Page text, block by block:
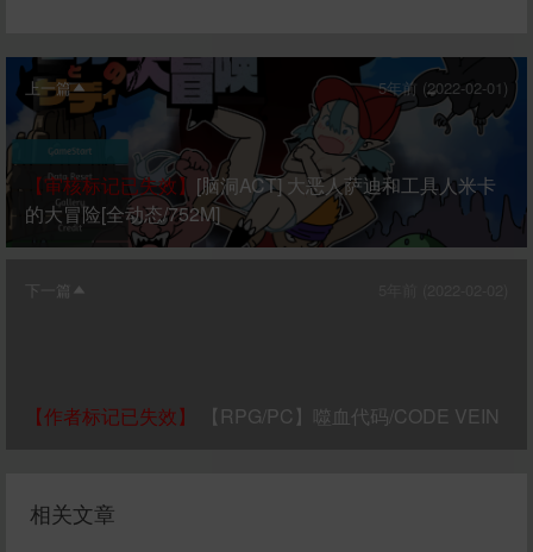
上一篇 5年前 (2022-02-01)
【审核标记已失效】 [脑洞ACT] 大恶人萨迪和工具人米卡
的大冒险[全动态/752M]
下一篇
【作者标记已失效】 【RPG/PC】噬血代码/CODE VEIN
相关文章